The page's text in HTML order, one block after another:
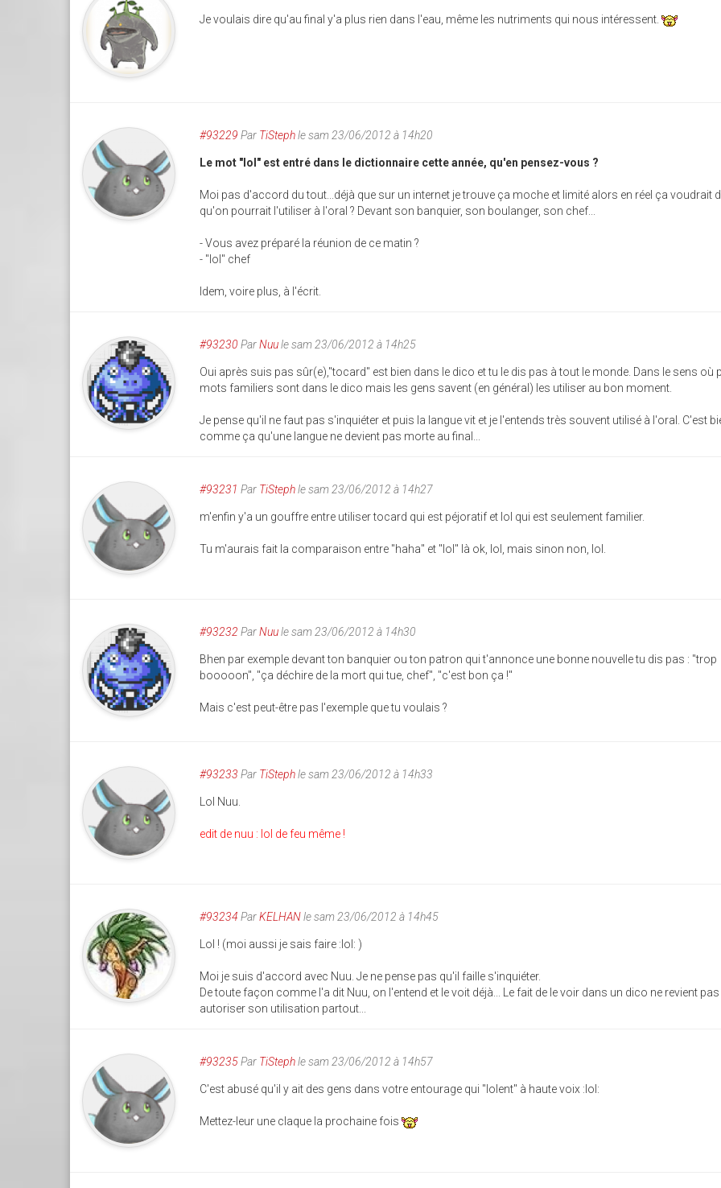
Je voulais dire qu'au final y'a plus rien dans l'eau, même les nutriments qui nous intéressent.
#93229 Par TiStephle sam 23/06/2012 à 14h20
Le mot "lol" est entré dans le dictionnaire cette année, qu'en pensez-vous ?
Moi pas d'accord du tout...déjà que sur un internet je trouve ça moche et limité alors en réel ça voudrait
qu'on pourrait l'utiliser à l'oral ? Devant son banquier, son boulanger, son chef...
- Vous avez préparé la réunion de ce matin ?
- "lol" chef
Idem, voire plus, à l'écrit.
#93230 ParNuule sam 23/06/2012 à 14h25
Oui après suis pas sûr(e),"tocard" est bien dans le dico et tu le dis pas à tout le monde. Dans le sens où
mots familiers sont dans le dico mais les gens savent (en général) les utiliser au bon moment.
Je pense qu'il ne faut pas s'inquiéter et puis la langue vit et je l'entends très souvent utilisé à l'oral. C'est
comme ça qu'une langue ne devient pas morte au final...
#93231 Par TiStephle sam 23/06/2012 à 14h27
m'enfin y'a un gouffre entre utiliser tocard qui est péjoratif et lol qui est seulement familier.
Tu m'aurais fait la comparaison entre "haha" et "lol" là ok, lol, mais sinon non, lol.
#93232 ParNuule sam 23/06/2012 à 14h30
Bhen par exemple devant ton banquier ou ton patron qui t'annonce une bonne nouvelle tu dis pas : "trop
booooon", "ça déchire de la mort qui tue, chef", "c'est bon ça !"
Mais c'est peut-être pas l'exemple que tu voulais ?
#93233 Par TiStephle sam 23/06/2012 à 14h33
Lol Nuu.
edit de nuu : lol de feu même !
#93234 ParKELHANle sam 23/06/2012 à 14h45
Lol ! (moi aussi je sais faire :lol: )
Moi je suis d'accord avec Nuu. Je ne pense pas qu'il faille s'inquiéter.
De toute façon comme l'a dit Nuu, on l'entend et le voit déjà... Le fait de le voir dans un dico ne revient
autoriser son utilisation partout...
#93235Par TiStephle sam 23/06/2012 à 14h57
C'est abusé qu'il y ait des gens dans votre entourage qui "lolent" à haute voix :lol:
Mettez-leur une claque la prochaine fois